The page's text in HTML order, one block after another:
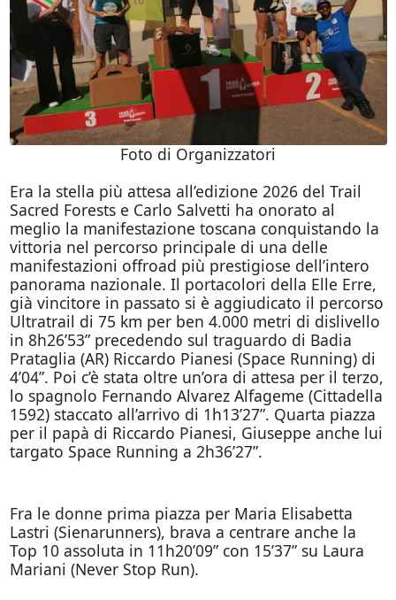
Foto di Organizzatori
Era la stella più attesa all’edizione 2026 del Trail
Sacred Forests e Carlo Salvetti ha onorato al
meglio la manifestazione toscana conquistando la
vittoria nel percorso principale di una delle
manifestazioni offroad più prestigiose dell’intero
panorama nazionale. Il portacolori della Elle Erre,
già vincitore in passato si è aggiudicato il percorso
Ultratrail di 75 km per ben 4.000 metri di dislivello
in 8h26’53” precedendo sul traguardo di Badia
Prataglia (AR) Riccardo Pianesi (Space Running) di
4’04”. Poi c’è stata oltre un’ora di attesa per il terzo,
lo spagnolo Fernando Alvarez Alfageme (Cittadella
1592) staccato all’arrivo di 1h13’27”. Quarta piazza
per il papà di Riccardo Pianesi, Giuseppe anche lui
targato Space Running a 2h36’27”.
Fra le donne prima piazza per Maria Elisabetta
Lastri (Sienarunners), brava a centrare anche la
Top 10 assoluta in 11h20’09” con 15’37” su Laura
Mariani (Never Stop Run).